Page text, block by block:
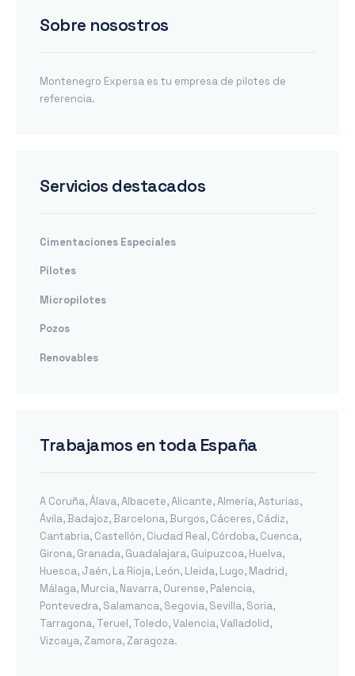
Sobre nosostros
Montenegro Expersa es tu empresa de pilotes de
referencia.
Servicios destacados
Cimentaciones Especiales
Pilotes
Micropilotes
Pozos
Renovables
Trabajamos en toda España
A Coruña,Álava,Albacete,Alicante,Almería,Asturias,
Ávila,Badajoz,Barcelona,Burgos, Cáceres, Cádiz,
Cantabria, Castellón, Ciudad Real, Córdoba, Cuenca,
Girona, Granada, Guadalajara, Guipuzcoa, Huelva,
Huesca, Jaén, La Rioja, León, Lleida, Lugo, Madrid,
Málaga, Murcia, Navarra, Ourense, Palencia,
Pontevedra, Salamanca, Segovia, Sevilla, Soria,
Tarragona, Teruel, Toledo,Valencia,Valladolid,
Vizcaya, Zamora, Zaragoza.